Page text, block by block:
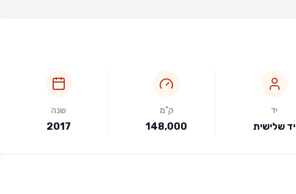
יד
יד שלישית
ק"מ
148,000
שנה
2017